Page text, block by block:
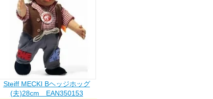
Steiff MECKI Bヘッジホッグ
(夫)28cm EAN350153